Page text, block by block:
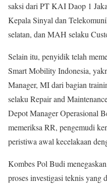
saksi dari PT KAI Daop 1
Kepala Sinyal dan
selatan, dan MAH selaku
Selain itu, penyidik telah
Smart Mobility Indonesia,
Manager, MI dari bagian
selaku Repair and
Depot Manager Operasional
memeriksa RR, pengemudi
peristiwa awal kecelakaan
Kombes Pol Budi
proses investigasi teknis